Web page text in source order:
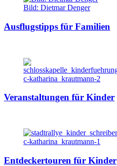
Bild: Dietmar Denger
Ausflugstipps für Familien
Veranstaltungen für Kinder
Entdeckertouren für Kinder